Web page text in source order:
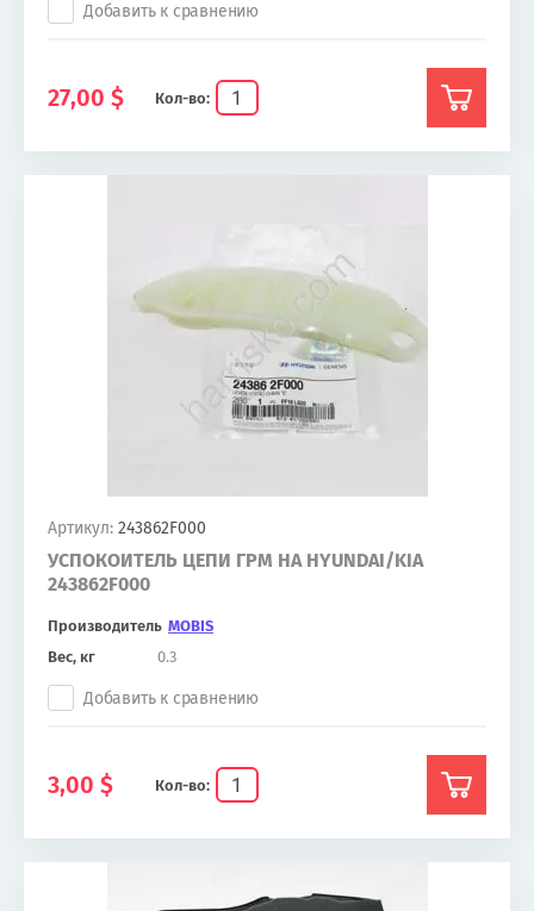
Кол-во:
Добавить к сравнению
27,00 $
Артикул: 243862F000
УСПОКОИТЕЛЬ ЦЕПИ ГРМ НА HYUNDAI/KIA
243862F000
Производитель MOBIS
Вес, кг
0.3
Кол-во:
Добавить к сравнению
3,00 $